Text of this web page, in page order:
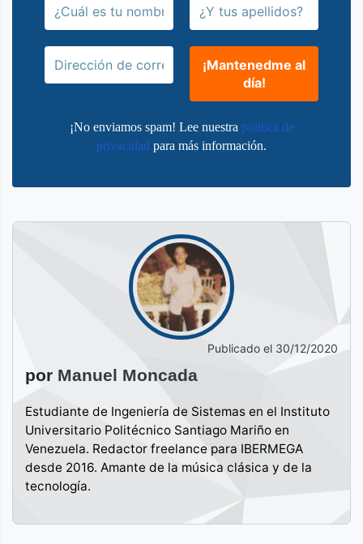
¡No enviamos spam! Lee nuestra política de
privacidad para más información.
por Manuel Moncada
Publicado el 30/12/2020
Estudiante de Ingeniería de Sistemas en el Instituto
Universitario Politécnico Santiago Mariño en
Venezuela. Redactor freelance para IBERMEGA
desde 2016. Amante de la música clásica y de la
tecnología.